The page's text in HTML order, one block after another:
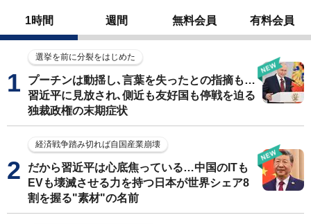
1時間 週間 無料会員 有料会員
選挙を前に分裂をはじめた
プーチンは動揺し､言葉を失ったとの指摘も…
習近平に見放され､側近も友好国も停戦を迫る
独裁政権の末期症状
経済戦争踏み切れば自国産業崩壊
だから習近平は心底焦っている…中国のITも
EVも壊滅させる力を持つ日本が世界シェア8
割を握る"素材"の名前